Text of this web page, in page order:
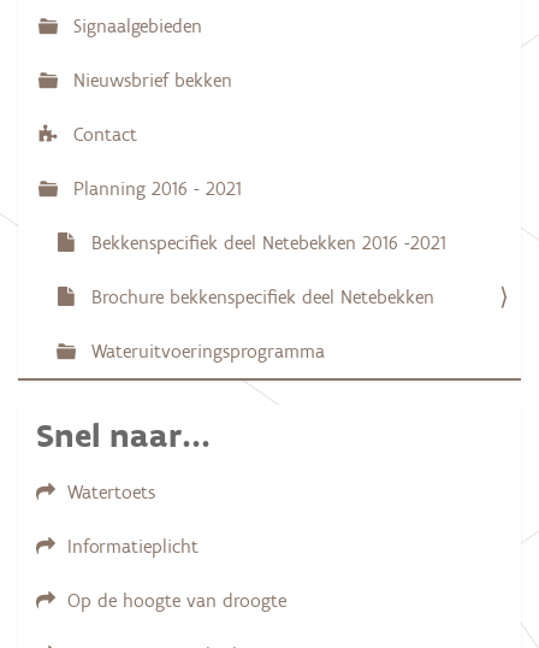
t
Signaalgebieden
Nieuwsbrief bekken
Contact
Planning 2016 - 2021
Bekkenspecifiek deel Netebekken 2016 -2021
Brochure bekkenspecifiek deel Netebekken
Wateruitvoeringsprogramma
Snel naar...
Watertoets
Informatieplicht
Op de hoogte van droogte